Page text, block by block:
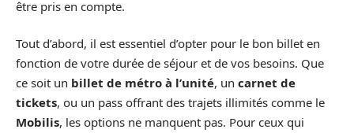
être pris en compte.
Tout d’abord, il est essentiel d’opter pour le bon billet en
fonction de votre durée de séjour et de vos besoins. Que
ce soit un billet de métro à l’unité, un carnet de
tickets, ou un pass offrant des trajets illimités comme le
Mobilis, les options ne manquent pas. Pour ceux qui